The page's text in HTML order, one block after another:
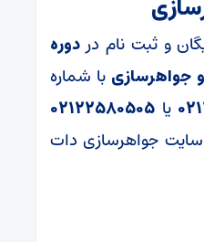
و ثبت نام دردوره
جواهرسازی با شماره
یا ۰۲۱۲۲۵۸۰۵۰۵
جواهرسازی دات